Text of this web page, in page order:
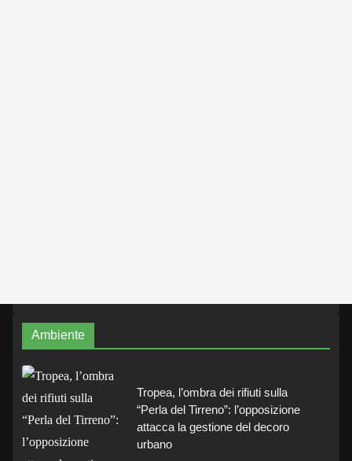
Ambiente
Tropea, l’ombra dei rifiuti sulla
“Perla del Tirreno”: l’opposizione
attacca la gestione del decoro
urbano